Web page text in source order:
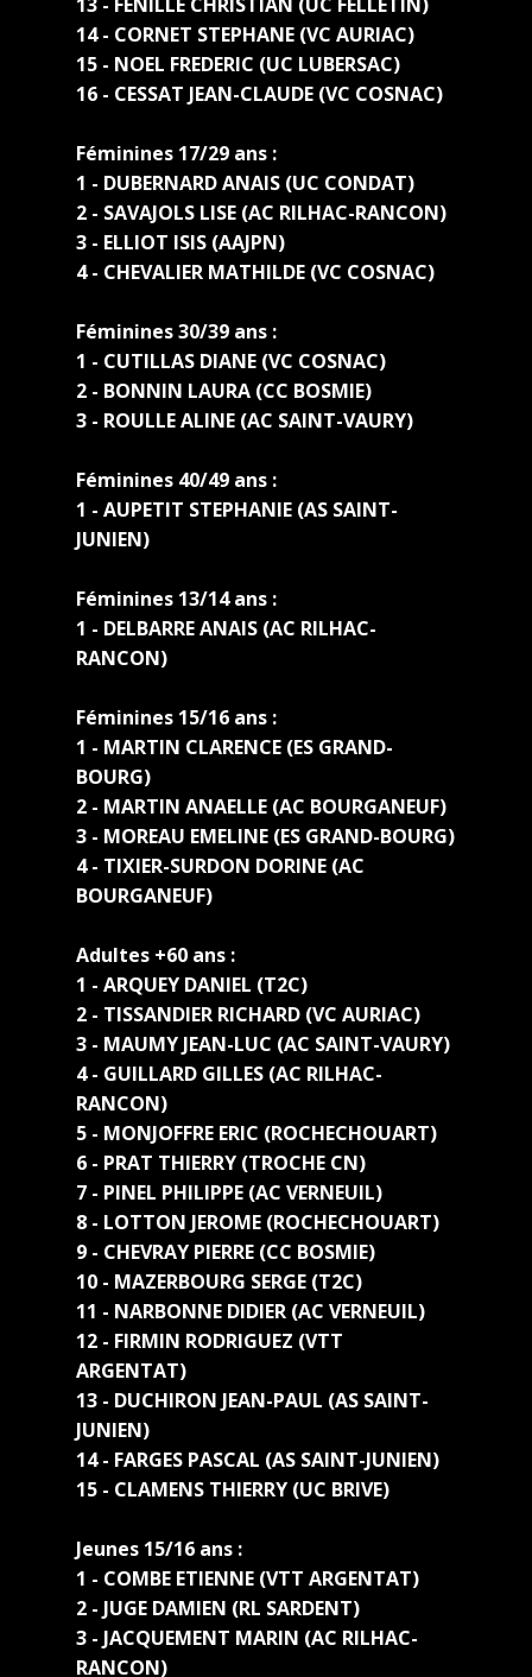
14 - CORNET STEPHANE (VC AURIAC)
15 - NOEL FREDERIC (UC LUBERSAC)
16 - CESSAT JEAN-CLAUDE (VC COSNAC)
Féminines 17/29 ans :
1 - DUBERNARD ANAIS (UC CONDAT)
2 - SAVAJOLS LISE (AC RILHAC-RANCON)
3 - ELLIOT ISIS (AAJPN)
4 - CHEVALIER MATHILDE (VC COSNAC)
Féminines 30/39 ans :
1 - CUTILLAS DIANE (VC COSNAC)
2 - BONNIN LAURA (CC BOSMIE)
3 - ROULLE ALINE (AC SAINT-VAURY)
Féminines 40/49 ans :
1 - AUPETIT STEPHANIE (AS SAINT-
JUNIEN)
Féminines 13/14 ans :
1 - DELBARRE ANAIS (AC RILHAC-
RANCON)
Féminines 15/16 ans :
1 - MARTIN CLARENCE (ES GRAND-
BOURG)
2 - MARTIN ANAELLE (AC BOURGANEUF)
3 - MOREAU EMELINE (ES GRAND-BOURG)
4 - TIXIER-SURDON DORINE (AC
BOURGANEUF)
Adultes +60 ans :
1 - ARQUEY DANIEL (T2C)
2 - TISSANDIER RICHARD (VC AURIAC)
3 - MAUMY JEAN-LUC (AC SAINT-VAURY)
4 - GUILLARD GILLES (AC RILHAC-
RANCON)
5 - MONJOFFRE ERIC (ROCHECHOUART)
6 - PRAT THIERRY (TROCHE CN)
7 - PINEL PHILIPPE (AC VERNEUIL)
8 - LOTTON JEROME (ROCHECHOUART)
9 - CHEVRAY PIERRE (CC BOSMIE)
10 - MAZERBOURG SERGE (T2C)
11 - NARBONNE DIDIER (AC VERNEUIL)
12 - FIRMIN RODRIGUEZ (VTT
ARGENTAT)
13 - DUCHIRON JEAN-PAUL (AS SAINT-
JUNIEN)
14 - FARGES PASCAL (AS SAINT-JUNIEN)
15 - CLAMENS THIERRY (UC BRIVE)
Jeunes 15/16 ans :
1 - COMBE ETIENNE (VTT ARGENTAT)
2 - JUGE DAMIEN (RL SARDENT)
3 - JACQUEMENT MARIN (AC RILHAC-
RANCON)